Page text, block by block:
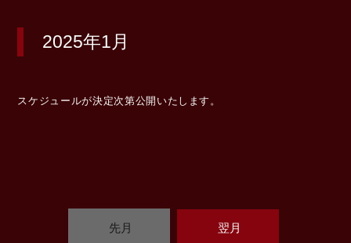
2025年1月
スケジュールが決定次第公開いたします。
先月 翌月